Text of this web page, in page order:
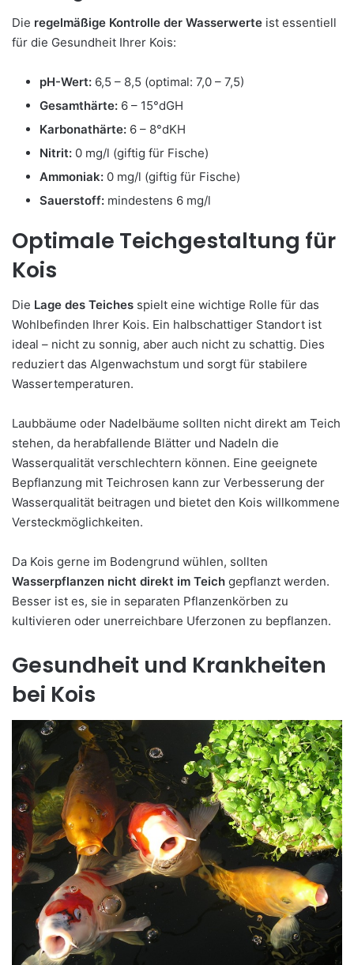
Die regelmäßige Kontrolle der Wasserwerte ist essentiell
für die Gesundheit Ihrer Kois:
pH-Wert: 6,5 – 8,5 (optimal: 7,0 – 7,5)
Gesamthärte: 6 – 15°dGH
Karbonathärte: 6 – 8°dKH
Nitrit: 0 mg/l (giftig für Fische)
Ammoniak: 0 mg/l (giftig für Fische)
Sauerstoff: mindestens 6 mg/l
Optimale Teichgestaltung für
Kois
Die Lage des Teiches spielt eine wichtige Rolle für das
Wohlbefinden Ihrer Kois. Ein halbschattiger Standort ist
ideal – nicht zu sonnig, aber auch nicht zu schattig. Dies
reduziert das Algenwachstum und sorgt für stabilere
Wassertemperaturen.
Laubbäume oder Nadelbäume sollten nicht direkt am Teich
stehen, da herabfallende Blätter und Nadeln die
Wasserqualität verschlechtern können. Eine geeignete
Bepflanzung mit Teichrosen kann zur Verbesserung der
Wasserqualität beitragen und bietet den Kois willkommene
Versteckmöglichkeiten.
Da Kois gerne im Bodengrund wühlen, sollten
Wasserpflanzen nicht direkt im Teich gepflanzt werden.
Besser ist es, sie in separaten Pflanzenkörben zu
kultivieren oder unerreichbare Uferzonen zu bepflanzen.
Gesundheit und Krankheiten
bei Kois